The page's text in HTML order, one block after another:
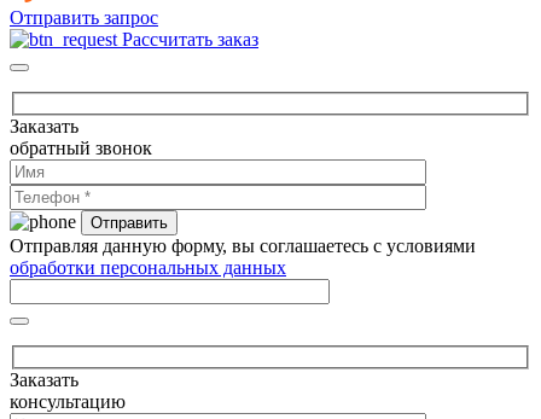
Отправить запрос
Рассчитать заказ
Заказать
обратный звонок
Отправляя данную форму, вы соглашаетесь с условиями
обработки персональных данных
Заказать
консультацию